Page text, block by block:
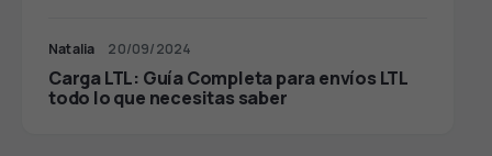
Natalia 20/09/2024
Carga LTL: Guía Completa para envíos LTL
todo lo que necesitas saber